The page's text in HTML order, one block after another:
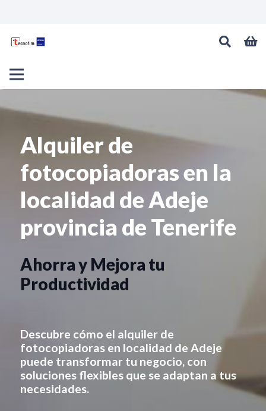
Alquiler de
fotocopiadoras en la
localidad de Adeje
provincia de Tenerife
Ahorra y Mejora tu
Productividad
Descubre cómo el alquiler de
fotocopiadoras en localidad de Adeje
puede transformar tu negocio, con
soluciones flexibles que se adaptan a tus
necesidades.